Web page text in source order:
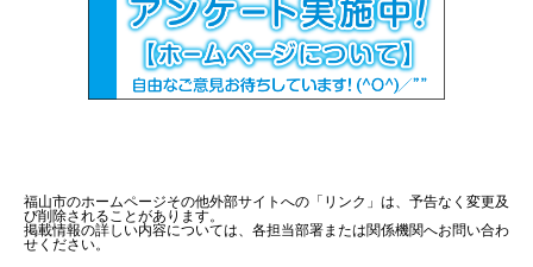
福山市のホームページその他外部サイトへの「リンク」は、予告なく変更及
び削除されることがあります。
掲載情報の詳しい内容については、各担当部署または関係機関へお問い合わ
せください。